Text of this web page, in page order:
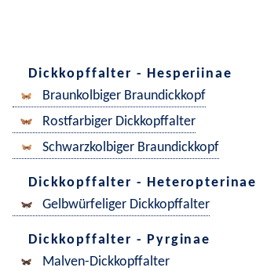
Dickkopffalter - Hesperiinae
Braunkolbiger Braundickkopf
Rostfarbiger Dickkopffalter
Schwarzkolbiger Braundickkopf
Dickkopffalter - Heteropterinae
Gelbwürfeliger Dickkopffalter
Dickkopffalter - Pyrginae
Malven-Dickkopffalter